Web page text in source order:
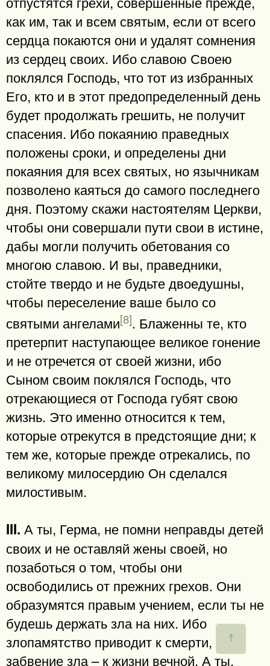
как им, так и всем святым, если от всего
сердца покаются они и удалят сомнения
из сердец своих. Ибо славою Своею
поклялся Господь, что тот из избранных
Его, кто и в этот предопределенный день
будет продолжать грешить, не получит
спасения. Ибо покаянию праведных
положены сроки, и определены дни
покаяния для всех святых, но язычникам
позволено каяться до самого последнего
дня. Поэтому скажи настоятелям Церкви,
чтобы они совершали пути свои в истине,
дабы могли получить обетования со
многою славою. И вы, праведники,
стойте твердо и не будьте двоедушны,
чтобы переселение ваше было со
святыми ангелами[8]. Блаженны те, кто
претерпит наступающее великое гонение
и не отречется от своей жизни, ибо
Сыном своим поклялся Господь, что
отрекающиеся от Господа губят свою
жизнь. Это именно относится к тем,
которые отрекутся в предстоящие дни; к
тем же, которые прежде отрекались, по
великому милосердию Он сделался
милостивым.
III. А ты, Герма, не помни неправды детей
своих и не оставляй жены своей, но
позаботься о том, чтобы они
освободились от прежних грехов. Они
образумятся правым учением, если ты не
будешь держать зла на них. Ибо
злопамятство приводит к смерти,
забвение зла – к жизни вечной. А ты,